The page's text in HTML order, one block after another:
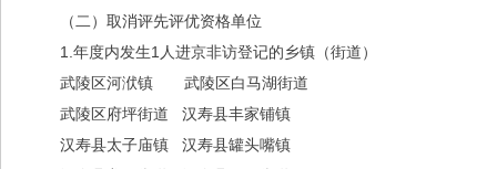
（二）取消评先评优资格单位
1.年度内发生1人进京非访登记的乡镇（街道）
武陵区河洑镇 武陵区白马湖街道
武陵区府坪街道 汉寿县丰家铺镇
汉寿县太子庙镇 汉寿县罐头嘴镇